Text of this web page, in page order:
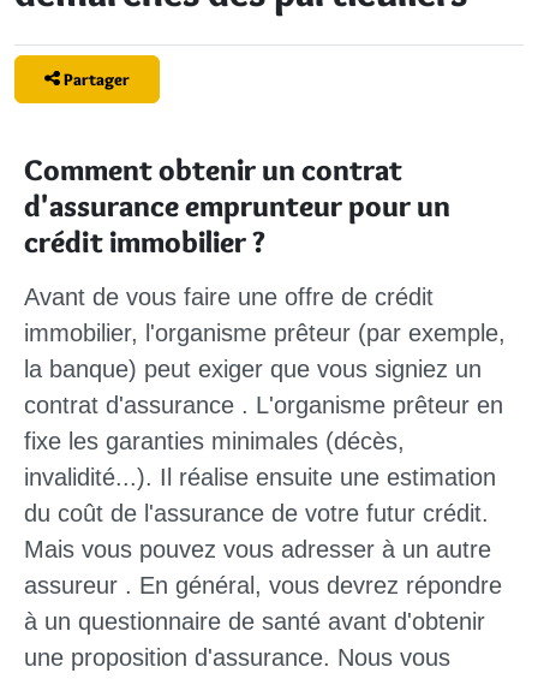
Partager
Comment obtenir un contrat
d'assurance emprunteur pour un
crédit immobilier ?
Avant de vous faire une offre de crédit
immobilier, l'organisme prêteur (par exemple,
la banque) peut exiger que vous signiez un
contrat d'assurance . L'organisme prêteur en
fixe les garanties minimales (décès,
invalidité...). Il réalise ensuite une estimation
du coût de l'assurance de votre futur crédit.
Mais vous pouvez vous adresser à un autre
assureur . En général, vous devrez répondre
à un questionnaire de santé avant d'obtenir
une proposition d'assurance. Nous vous